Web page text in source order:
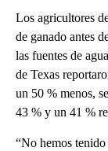
Los agricultores
de ganado antes
las fuentes de
de Texas
un 50 % menos,
43 % y un 41 %
“No hemos